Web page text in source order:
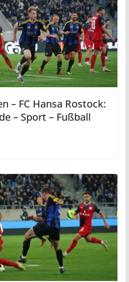
– FC Hansa Rostock:
– Sport – Fußball